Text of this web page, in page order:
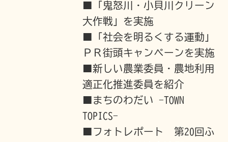
■「鬼怒川・小貝川クリーン
大作戦」を実施
■「社会を明るくする運動」
ＰＲ街頭キャンペーンを実施
■新しい農業委員・農地利用
適正化推進委員を紹介
■まちのわだい -TOWN
TOPICS-
■フォトレポート 第20回ふ